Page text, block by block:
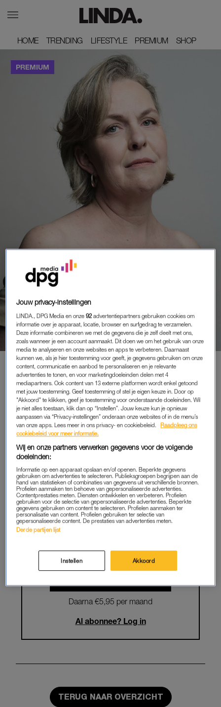
HOME
HOME TRENDING
TRENDING LIFESTYLE
LIFESTYLE PREMIUM
PREMIUM SHOP
SHOP
PORTRETTEN
LIESBETH (52) HEEFT
HUIDKANKER: ‘ALS KIND LIEP IK
’S ZOMERS MET EEN
HANDDOEK OVER MIJN
SCHOUDERS’
PREMIUM
LEES VERDER MET
PREMIUM
artikelen
Lees LINDA.magazine online
Geniet van te gekke winacties en
lekkere puzzels
Daarna €5,95 per maand
Al abonnee? Log in
TERUG NAAR OVERZICHT
Jouw privacy-instellingen
LINDA., DPG Media en onze92 advertentiepartners gebruiken cookies om
informatie over je apparaat, locatie, browser en surfgedrag te verzamelen.
Deze informatie combineren we met de gegevens die je zelf deelt met ons,
zoals wanneer je een account aanmaakt. Dit doen we om het gebruik van onze
media te analyseren en onze websites en apps te verbeteren. Daarnaast
kunnen we, als je hier toestemming voor geeft, je gegevens gebruiken om onze
content, communicatie en aanbod te personaliseren en je relevante
advertenties te tonen, en voor marketingdoeleinden delen met 4
mediapartners. Ook content van 13 externe platformen wordt enkel getoond
met jouw toestemming. Geef toestemming of stel je eigen keuze in. Door op
"Akkoord" te klikken, geef je toestemming voor onderstaande doeleinden. Wil
je niet alles toestaan, klik dan op “Instellen”. Jouw keuze kun je opnieuw
aanpassen via “Privacy-instellingen” onderaan onze websites of in de menu’s
van onze apps. Lees meer in ons privacy- en cookiebeleid.
Raadpleeg ons
cookiebeleid voor meer informatie.
Wij en onze partners verwerken gegevens voor de volgende
doeleinden:
Informatie op een apparaat opslaan en/of openen. Beperkte gegevens
gebruiken om advertenties te selecteren. Publieksgroepen begrijpen aan de
hand van statistieken of combinaties van gegevens uit verschillende bronnen.
Profielen aanmaken ten behoeve van gepersonaliseerde advertenties.
Contentprestaties meten. Diensten ontwikkelen en verbeteren. Profielen
gebruiken voor de selectie van gepersonaliseerde advertenties. Beperkte
gegevens gebruiken om content te selecteren. Profielen aanmaken ter
personalisatie van content. Profielen gebruiken ter selectie van
gepersonaliseerde content. De prestaties van advertenties meten.
Derde partijen lijst
Instellen Akkoord